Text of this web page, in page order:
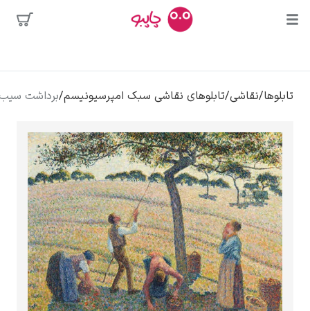
محبوب‌ترین
هنرمندان
کلود مونه
ونسان ون گوگ
تابلوهای نقاشی سبک امپرسیونیسم/برداشت سیب – کامی پیسارو